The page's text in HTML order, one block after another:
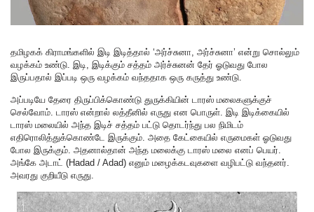
தமிழகக் கிராமங்களில் இடி இடித்தால் ‘அர்ச்சுனா, அர்ச்சுனா’ என்று சொல்லும்
வழக்கம் உண்டு. இடி, இடிக்கும் சத்தம் அர்ச்சுனன் தேர் ஓடுவது போல
இருப்பதால் இப்படி ஒரு வழக்கம் வந்ததாக ஒரு கருத்து உண்டு.
அப்படியே தேரை திருப்பிக்கொண்டு துருக்கியின் டாரஸ் மலைகளுக்குச்
செல்வோம். டாரஸ் என்றால் லத்தீனில் எருது என பொருள். இடி இடிக்கையில்
டாரஸ் மலையில் அந்த இடிச் சத்தம் பட்டு தொடர்ந்து பல நிமிடம்
எதிரொலித்துக்கொண்டே இருக்கும். அதை கேட்கையில் எருமைகள் ஓடுவது
போல இருக்கும். அதனால்தான் அந்த மலைக்கு டாரஸ் மலை எனப் பெயர்.
அங்கே அடாட் (Hadad / Adad) எனும் மழைக்கடவுகளை வழிபட்டு வந்தனர்.
அவரது குறியீடு எருது.